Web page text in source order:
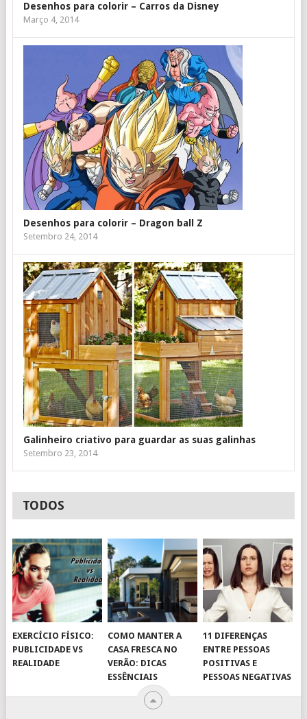
Desenhos para colorir – Carros da Disney
Março 4, 2014
Desenhos para colorir – Dragon ball Z
Setembro 24, 2014
Galinheiro criativo para guardar as suas galinhas
Setembro 23, 2014
TODOS
EXERCÍCIO FÍSICO:
PUBLICIDADE VS
REALIDADE
COMO MANTER A
CASA FRESCA NO
VERÃO: DICAS
ESSÊNCIAIS
11 DIFERENÇAS
ENTRE PESSOAS
POSITIVAS E
PESSOAS NEGATIVAS